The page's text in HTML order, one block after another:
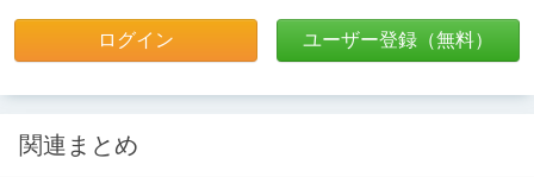
ログイン ユーザー登録（無料）
関連まとめ